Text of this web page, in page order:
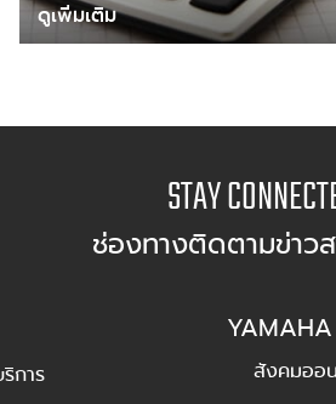
ดูเพิ่มเติม
STAY
ช่องทางติดตามข่าว
การ สังคมออ